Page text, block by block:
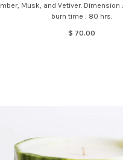
Musk, and Vetiver. Dimension :
burn time : 80 hrs.
$ 70.00